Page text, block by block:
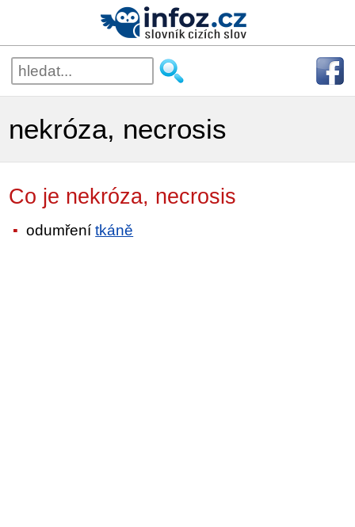
nekróza, necrosis
Co je nekróza, necrosis
odumřenítkáně